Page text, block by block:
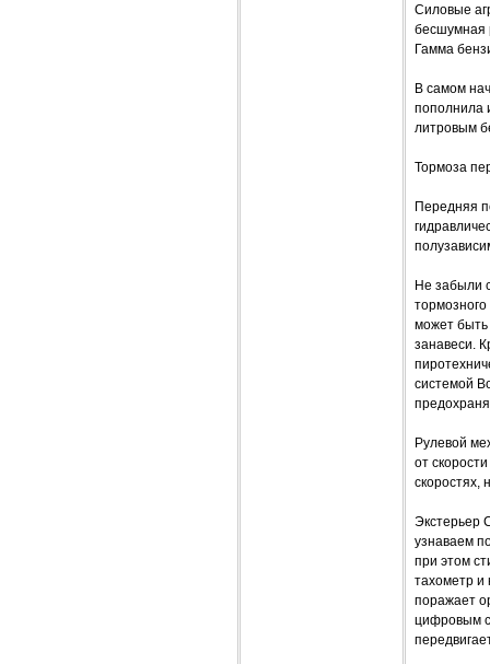
Силовые
бесшумная
Гамма
В самом
пополнила
литровым
Тормоза
Передняя
Не забыли
может быть
занавеси.
системой
Рулевой
от
скоростях,
Экстерьер
узнаваем
при этом
тахометр и
поражает
цифровым